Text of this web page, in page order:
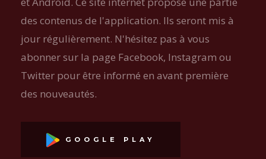
des contenus de l'application. Ils seront mis à
jour régulièrement. N'hésitez pas à vous
abonner sur la page Facebook, Instagram ou
Twitter pour être informé en avant première
des nouveautés.
GOOGLE PLAY